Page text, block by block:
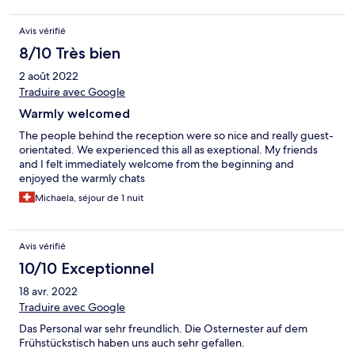
recht happig, aber wohl üblich für diese Zeit.
Avis vérifié
8/10 Très bien
2 août 2022
Traduire avec Google
Warmly welcomed
The people behind the reception were so nice and really guest-
orientated. We experienced this all as exeptional. My friends
and I felt immediately welcome from the beginning and
enjoyed the warmly chats
Michaela, séjour de 1 nuit
Avis vérifié
10/10 Exceptionnel
18 avr. 2022
Traduire avec Google
Das Personal war sehr freundlich. Die Osternester auf dem
Frühstückstisch haben uns auch sehr gefallen.